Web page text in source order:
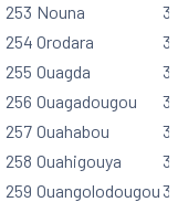
253
254
255
256
257
258
259
Nouna
Orodara
Ouagda
Ouagadougou
Ouahabou
Ouahigouya
Ouangolodougou